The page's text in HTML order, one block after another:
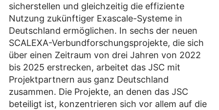
sicherstellen und gleichzeitig die effiziente
Nutzung zukünftiger Exascale-Systeme in
Deutschland ermöglichen. In sechs der neuen
SCALEXA-Verbundforschungsprojekte, die sich
über einen Zeitraum von drei Jahren von 2022
bis 2025 erstrecken, arbeitet das JSC mit
Projektpartnern aus ganz Deutschland
zusammen. Die Projekte, an denen das JSC
beteiligt ist, konzentrieren sich vor allem auf die